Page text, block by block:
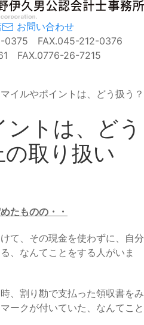
お問い合わせ
0375 FAX.045-212-0376
FAX.0776-26-7215
マイルやポイントは、どう扱う？
トは、どう
取り扱い
たものの・・
て、その現金を使わずに、自分
、なんてことをする人がいま
、割り勘で支払った領収書をみ
ークが付いていた、なんてこと